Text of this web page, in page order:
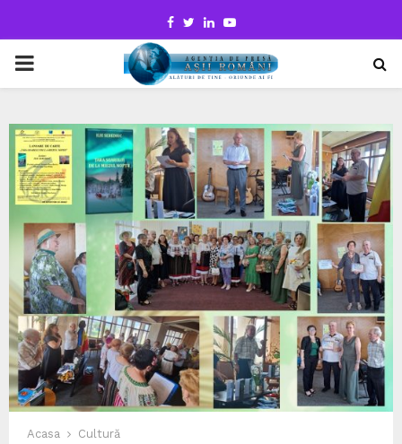
Facebook
TwitterLinkedinYoutube
PRIMARY
Acasa
Cultură